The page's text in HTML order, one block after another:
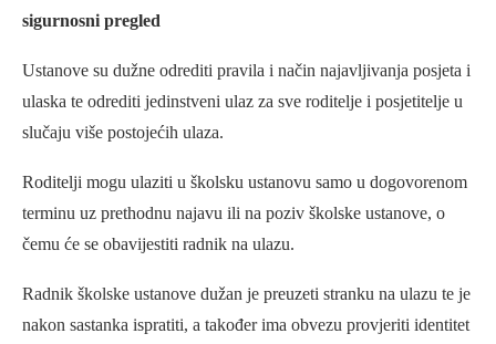
sigurnosni pregled
Ustanove su dužne odrediti pravila i način najavljivanja posjeta i
ulaska te odrediti jedinstveni ulaz za sve roditelje i posjetitelje u
slučaju više postojećih ulaza.
Roditelji mogu ulaziti u školsku ustanovu samo u dogovorenom
terminu uz prethodnu najavu ili na poziv školske ustanove, o
čemu će se obavijestiti radnik na ulazu.
Radnik školske ustanove dužan je preuzeti stranku na ulazu te je
nakon sastanka ispratiti, a također ima obvezu provjeriti identitet